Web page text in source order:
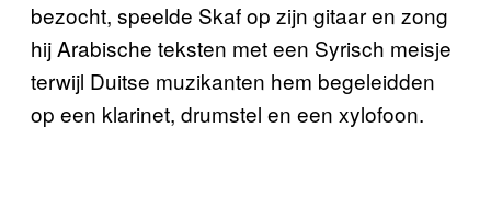
bezocht, speelde Skaf op zijn gitaar en zong
hij Arabische teksten met een Syrisch meisje
terwijl Duitse muzikanten hem begeleidden
op een klarinet, drumstel en een xylofoon.